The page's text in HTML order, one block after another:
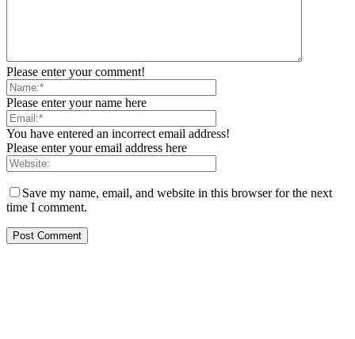
Please enter your comment!
Please enter your name here
You have entered an incorrect email address!
Please enter your email address here
Save my name, email, and website in this browser for the next
time I comment.